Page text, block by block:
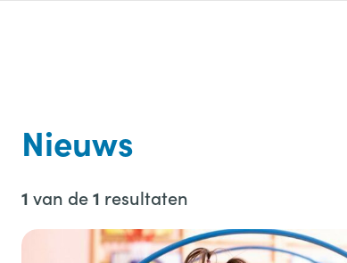
Nieuws
1 van de1 resultaten